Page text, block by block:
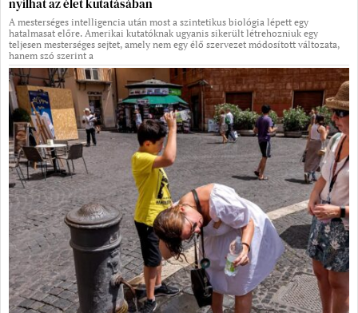
nyílhat az élet kutatásában
A mesterséges intelligencia után most a szintetikus biológia lépett egy
hatalmasat előre. Amerikai kutatóknak ugyanis sikerült létrehozniuk egy
teljesen mesterséges sejtet, amely nem egy élő szervezet módosított változata,
hanem szó szerint a